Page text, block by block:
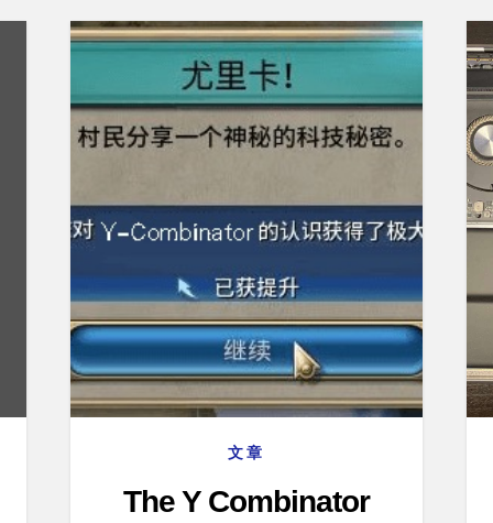
文章
The Y Combinator